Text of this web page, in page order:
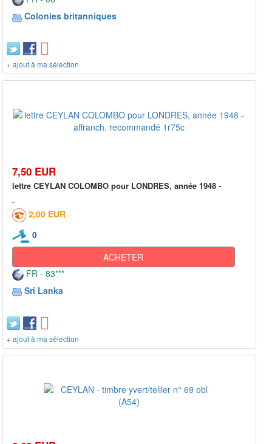
Colonies britanniques
+ ajout à ma sélection
7,50 EUR
lettre CEYLAN COLOMBO pour LONDRES, année 1948 -
2,00 EUR
0
ACHETER
FR - 83***
Sri Lanka
+ ajout à ma sélection